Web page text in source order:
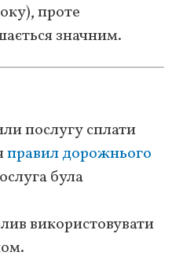
проте
значним.
послугу сплати
правил дорожнього
була
використовувати